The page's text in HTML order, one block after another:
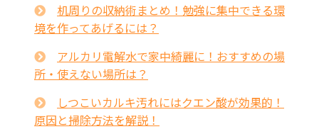
机周りの収納術まとめ！勉強に集中できる環
境を作ってあげるには？
アルカリ電解水で家中綺麗に！おすすめの場
所・使えない場所は？
しつこいカルキ汚れにはクエン酸が効果的！
原因と掃除方法を解説！